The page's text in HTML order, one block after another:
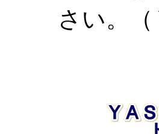
さい。